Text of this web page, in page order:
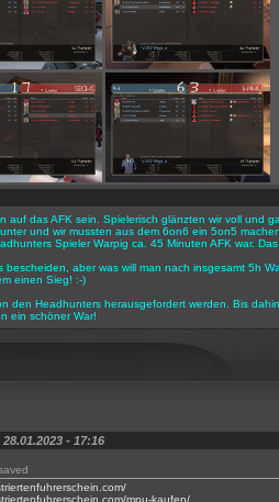
auf das AFK sein. Spielerisch glänzten wir voll und
und wir mussten aus dem 6on6 ein 5on5
Spieler Warpig ca. 45 Minuten AFK war.
aber was will man nach insgesamt 5h
einen Sieg! :-)
den Headhunters herausgefordert werden. Bis
ein schöner War!
28.01.2023 - 17:16
mpu-kaufen/